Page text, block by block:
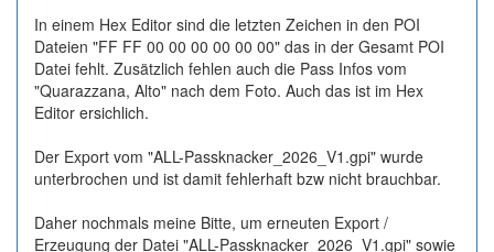
In einem Hex Editor sind die letzten Zeichen in den POI
Dateien "FF FF 00 00 00 00 00 00" das in der Gesamt POI
Datei fehlt. Zusätzlich fehlen auch die Pass Infos vom
"Quarazzana, Alto" nach dem Foto. Auch das ist im Hex
Editor ersichlich.
Der Export vom "ALL-Passknacker_2026_V1.gpi" wurde
unterbrochen und ist damit fehlerhaft bzw nicht brauchbar.
Daher nochmals meine Bitte, um erneuten Export /
Erzeugung der Datei "ALL-Passknacker_2026_V1.gpi" sowie